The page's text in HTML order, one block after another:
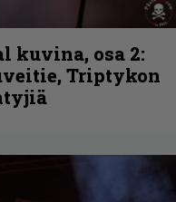
kuvina, osa 2:
Triptykon